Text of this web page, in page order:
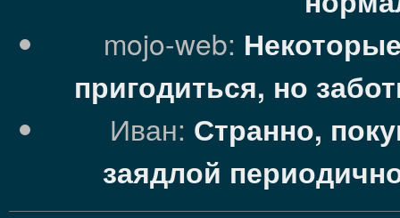
mojo-web:
пригодиться, но
Иван: Странно,
заядлой